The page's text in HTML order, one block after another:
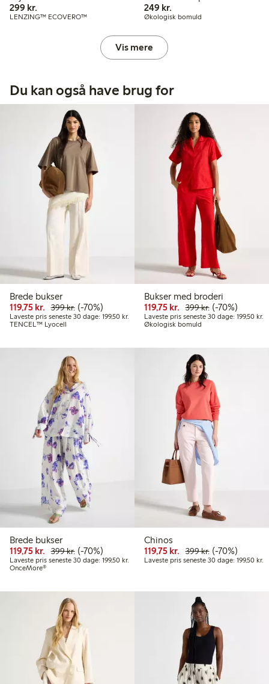
299 kr.
LENZING™ ECOVERO™
249 kr.249,00 kr.
Økologisk bomuld
Vis mere
Du kan også have brug for
Brede bukser
119,75 kr. Nedsat pris: 119,75 kr.
399 kr.Normalpris: 399,00 kr.
70 % rabat
(-70%)
Laveste pris seneste 30 dage: 199,50 kr. Laveste pris seneste 30 dage: 199,50 kr.
TENCEL™ Lyocell
Bukser med broderi
119,75 kr. Nedsat pris: 119,75
399 kr.Normalpris:
70 % rabat
(-70%)
Laveste pris seneste 30 dage: 199,50 kr.
Økologisk bomuld
Brede bukser
119,75 kr. Nedsat pris: 119,75 kr.
399 kr.Normalpris: 399,00 kr.
70 % rabat
(-70%)
Laveste pris seneste 30 dage: 199,50 kr. Laveste pris seneste 30 dage: 199,50 kr.
OnceMore®
Chinos
119,75 kr. Nedsat pris: 119,75
399 kr.Normalpris:
70 % rabat
(-70%)
Laveste pris seneste 30 dage: 199,50 kr.